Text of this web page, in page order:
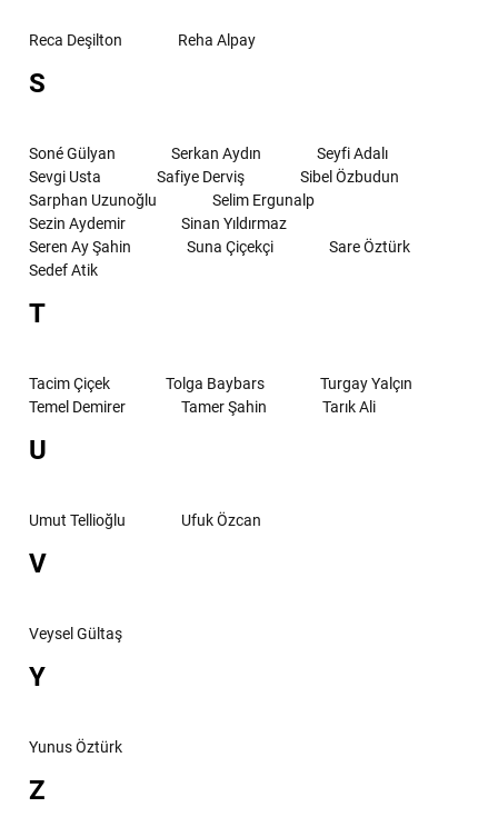
Reca Deşilton Reha Alpay
S
Soné Gülyan Serkan Aydın
Seyfi Adalı
Sevgi Usta
Safiye Derviş
Sibel Özbudun
Sarphan Uzunoğlu
Selim Ergunalp
Sezin Aydemir
Sinan Yıldırmaz
Seren Ay Şahin
Suna Çiçekçi
Sare Öztürk
Sedef Atik
T
Tacim Çiçek Tolga Baybars
Turgay Yalçın
Temel Demirer
Tamer Şahin Tarık Ali
U
Umut Tellioğlu Ufuk Özcan
V
Veysel Gültaş
Y
Yunus Öztürk
Z